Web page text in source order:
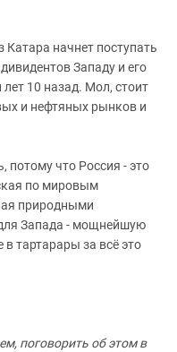
Катара начнет поступать
Западу и его
10 назад. Мол, стоит
и нефтяных рынков и
потому что Россия - это
по мировым
природными
Запада - мощнейшую
тартарары за всё это
поговорить об этом в